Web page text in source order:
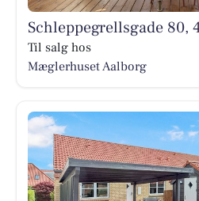
Schleppegrellsgade 80,
Til salg hos
Mæglerhuset Aalborg